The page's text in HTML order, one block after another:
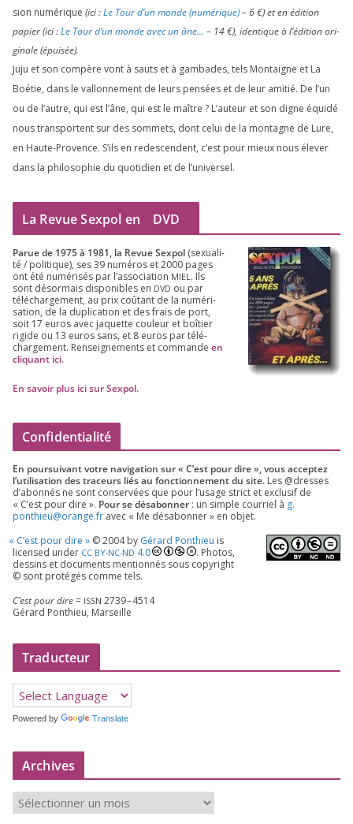
sion numé­rique (ici :Le Tour d’un monde (numé­rique)–6€) et en édi­tion
papier (ici :Le Tour d’un monde avec un âne… – 14€), iden­tique à l’é­di­tion ori­
gi­nale (épui­sée).
Juju et son com­père vont à sauts et à gam­bades, tels Montaigne et La
Boétie, dans le val­lon­ne­ment de leurs pen­sées et de leur ami­tié. De l’un
ou de l’autre, qui est l’âne, qui est le maître ? L’auteur et son digne équi­dé
nous trans­portent sur des som­mets, dont celui de la mon­tagne de Lure,
en Haute-Provence. S’ils en redes­cendent, c’est pour mieux nous éle­ver
dans la phi­lo­so­phie du quo­ti­dien et de l’universel.
La Revue Sexpol en DVD
Parue de 1975à 1981, la Revue Sex­pol (sexua­li­
té /​ poli­tique), ses39 numé­ros et2000 pages
ont été numé­ri­sés par l’as­so­cia­tion MIEL . Ils
sont désor­mais dis­po­nibles en DVD ou par
télé­char­ge­ment, au prix coû­tant de la numé­ri­
sa­tion, de la dupli­ca­tion et des frais de port,
soit 17 euros avec jaquette cou­leur et boî­tier
rigide ou 13 euros sans, et 8 euros par télé­
char­ge­ment. Ren­sei­gne­ments et com­mande en
cli­quant ici.
En savoir plus ici sur Sexpol.
Confidentialité
En pour­sui­vant votre navi­ga­tion sur « C’est pour dire », vous accep­tez
l’utilisation des tra­ceurs liés au fonc­tion­ne­ment du site. Les @dresses
d’a­bon­nés ne sont conser­vées que pour l’u­sage strict et exclu­sif de
« C’est pour dire ». Pour se désa­bon­ner : un simple cour­riel à g.​
ponthieu@​orange.​fr avec « Me désa­bon­ner » en objet.
« C’est pour dire » ©2004by Gérard Ponthieu is
licen­sed under CC BY-NC-ND 4.0
. Photos,
des­sins et docu­ments men­tion­nés sous copy­right
© sont pro­té­gés comme tels.
C’est pour dire= ISSN 2739–4514
Gérard Ponthieu, Marseille
Traducteur
Powered by Translate
Archives
r